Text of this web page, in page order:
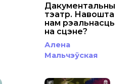
Дакументальны
тэатр. Навошта
нам рэальнасць
на сцэне?
Алена
Мальчэўская